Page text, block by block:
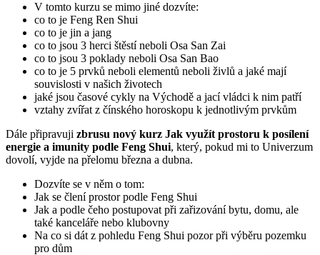
V tomto kurzu se mimo jiné dozvíte:
co to je Feng Ren Shui
co to je jin a jang
co to jsou 3 herci štěstí neboli Osa San Zai
co to jsou 3 poklady neboli Osa San Bao
co to je 5 prvků neboli elementů neboli živlů a jaké mají
souvislosti v našich životech
jaké jsou časové cykly na Východě a jací vládci k nim patří
vztahy zvířat z čínského horoskopu k jednotlivým prvkům
Dále připravuji zbrusu nový kurz Jak využít prostoru k posílení
energie a imunity podle Feng Shui, který, pokud mi to Univerzum
dovolí, vyjde na přelomu března a dubna.
Dozvíte se v něm o tom:
Jak se člení prostor podle Feng Shui
Jak a podle čeho postupovat při zařizování bytu, domu, ale
také kanceláře nebo klubovny
Na co si dát z pohledu Feng Shui pozor při výběru pozemku
pro dům